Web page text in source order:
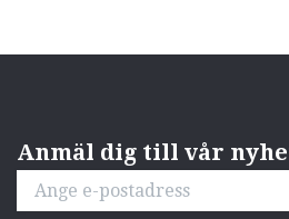
Anmäl dig till vår